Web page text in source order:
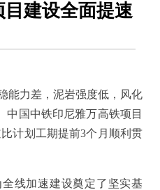
目建设全面提速
能力差，泥岩强度低，风化
中国中铁印尼雅万高铁项目
计划工期提前3个月顺利贯
线加速建设奠定了坚实基